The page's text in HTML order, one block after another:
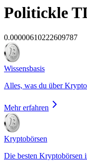
Politickle
0.00000610222609787
Wissensbasis
Alles, was du über
Mehr erfahren
Kryptobörsen
Die besten Kryptobörsen